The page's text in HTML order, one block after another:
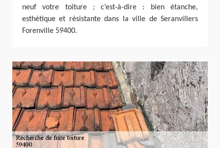
neuf votre toiture ; c’est-à-dire : bien étanche,
esthétique et résistante dans la ville de Seranvillers
Forenville 59400.